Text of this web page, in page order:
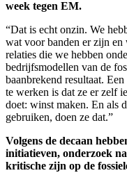
week tegen EM.
“Dat is echt onzin. We
wat voor banden er zijn
relaties die we hebben
bedrijfsmodellen van de
baanbrekend resultaat.
te werken is dat ze er zelf
doet: winst maken. En als
gebruiken, doen ze dat.”
Volgens de decaan
initiatieven, onderzoek
kritische zijn op de